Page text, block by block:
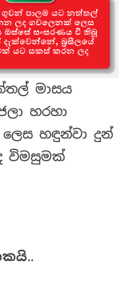
මාසය
හරහා
ලෙස හඳුන්වා දුන්
විමසුමක්
..